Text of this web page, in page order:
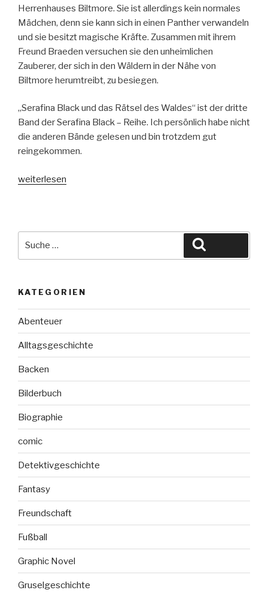
Herrenhauses Biltmore. Sie ist allerdings kein normales
Mädchen, denn sie kann sich in einen Panther verwandeln
und sie besitzt magische Kräfte. Zusammen mit ihrem
Freund Braeden versuchen sie den unheimlichen
Zauberer, der sich in den Wäldern in der Nähe von
Biltmore herumtreibt, zu besiegen.
„Serafina Black und das Rätsel des Waldes“ ist der dritte
Band der Serafina Black – Reihe. Ich persönlich habe nicht
die anderen Bände gelesen und bin trotzdem gut
reingekommen.
„Serafina
Rätsel
des
weiterlesen
KATEGORIEN
Abenteuer
Alltagsgeschichte
Backen
Bilderbuch
Biographie
comic
Detektivgeschichte
Fantasy
Freundschaft
Fußball
Graphic Novel
Gruselgeschichte